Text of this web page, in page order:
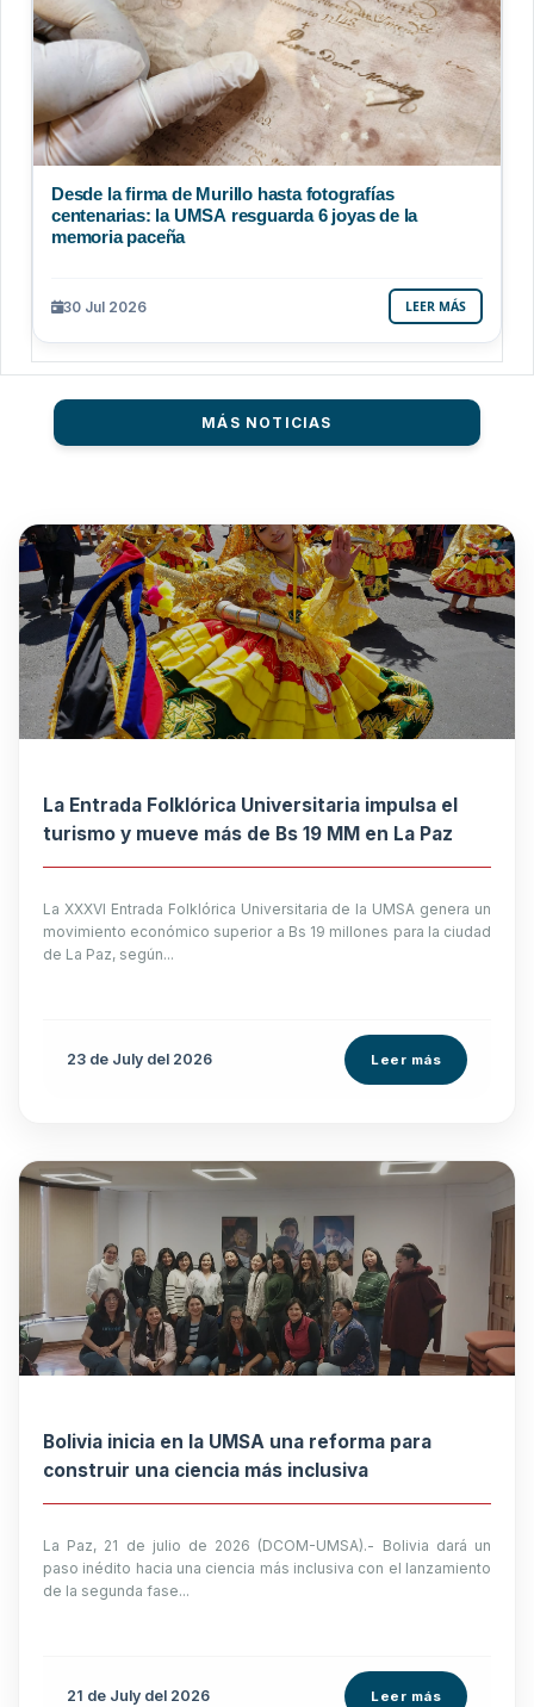
Desde la firma de Murillo hasta fotografías
centenarias: la UMSA resguarda 6 joyas de la
memoria paceña
30 Jul 2026 LEER MÁS
MÁS NOTICIAS
La Entrada Folklórica Universitaria impulsa el
turismo y mueve más de Bs 19 MM en La Paz
La XXXVI Entrada Folklórica Universitaria de la UMSA genera un
movimiento económico superior a Bs 19 millones para la ciudad
de La Paz, según...
23 de July del 2026 Leer más
Bolivia inicia en la UMSA una reforma para
construir una ciencia más inclusiva
La Paz, 21 de julio de 2026 (DCOM-UMSA).- Bolivia dará un
paso inédito hacia una ciencia más inclusiva con el lanzamiento
de la segunda fase...
21 de July del 2026 Leer más